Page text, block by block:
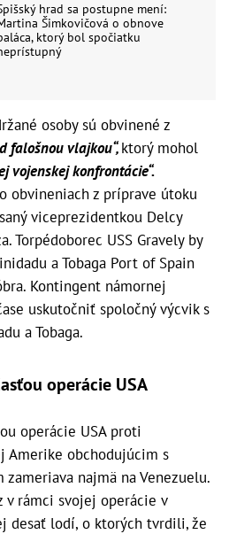
hrad sa postupne mení:
Šimkovičová o obnove
ktorý bol spočiatku
osoby sú obvinené z
falošnou vlajkou“,ktorý mohol
vojenskej konfrontácie“.
obvineniach z príprave útoku
viceprezidentkou Delcy
Torpédoborec USS Gravely by
a Tobaga Port of Spain
Kontingent námornej
uskutočniť spoločný výcvik s
a Tobaga.
operácie USA
operácie USA proti
Amerike obchodujúcim s
najmä na Venezuelu.
v rámci svojej operácie v
desať lodí, o ktorých tvrdili, že